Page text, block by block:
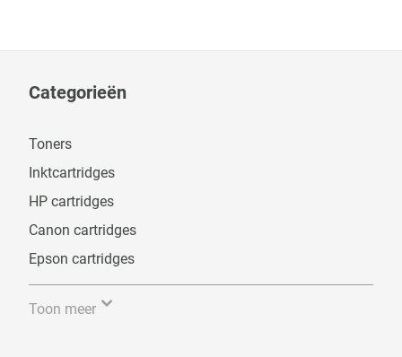
Categorieën
Toners
Inktcartridges
HP cartridges
Canon cartridges
Epson cartridges
Toon meer